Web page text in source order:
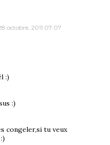
octobre, 2011 07:07
:)
:)
congeler,si tu veux